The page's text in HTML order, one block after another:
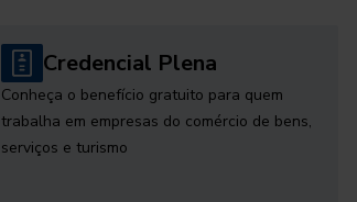
Credencial Plena
Conheça o benefício gratuito para quem
trabalha em empresas do comércio de bens,
serviços e turismo